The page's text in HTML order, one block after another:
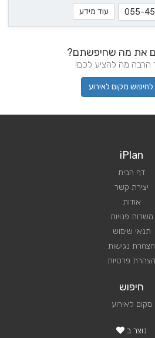
055- עוד מידע
את מה שחיפשתם?
הרבה מה להציע לכם!
מקום לאירוע
iPlan
דף הבית
יצירת קשר
אודות
משרות פנויות
תנאי שימוש
הצהרת נגישות
הצהרת פרטיות
חיפוש
מקום לאירוע
נוצר ב